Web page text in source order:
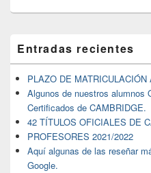
área
de
widget
barra
lateral
primaria
Entradas recientes
PLAZO DE
Algunos de nuestros alumnos
Certificados de CAMBRIDGE.
42 TÍTULOS OFICIALES DE
PROFESORES 2021/2022
Aquí algunas de las reseñar
Google.